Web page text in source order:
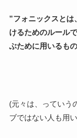
”フォニックスとは
けるためのルール
ぶために用いるも
(元々は、っていう
ブではない人も用